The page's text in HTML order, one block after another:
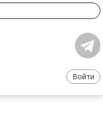
Войти